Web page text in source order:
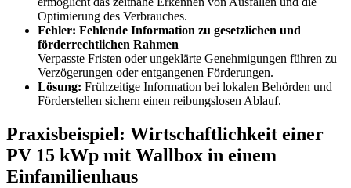
Optimierung des Verbrauches.
Fehler: Fehlende Information zu gesetzlichen und
förderrechtlichen Rahmen
Verpasste Fristen oder ungeklärte Genehmigungen führen zu
Verzögerungen oder entgangenen Förderungen.
Lösung: Frühzeitige Information bei lokalen Behörden und
Förderstellen sichern einen reibungslosen Ablauf.
Praxisbeispiel: Wirtschaftlichkeit einer
PV 15 kWp mit Wallbox in einem
Einfamilienhaus